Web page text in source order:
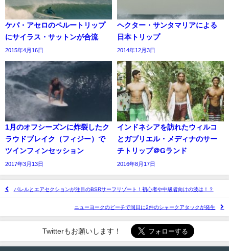
ケパ・アセロのペルートリップ
にサイラス・サットンが合流
2015年4月16日
ヘクター・サンタマリアによる
日本トリップ
2014年12月3日
1月のオフシーズンに炸裂したク
ラウドブレイク（フィジー）で
ツインフィンセッション
2017年3月13日
インドネシアを訪れたウィルコ
とガブリエル・メディナのサー
チトリップ＠Gランド
2016年8月17日
バレルとエアセクションが注目のBSRサーフリゾート！初心者や中級者向けの波は！？
ニューヨークのビーチで同日に2件のシャークアタックが発生
Twitterもお願いします！